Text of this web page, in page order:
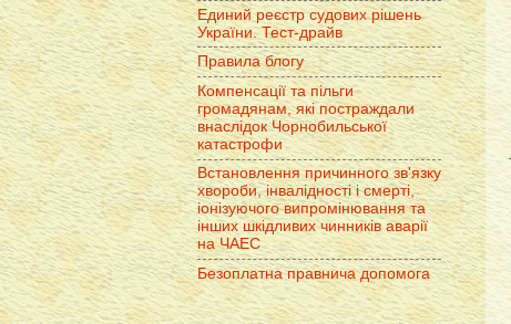
Единий реєстр судових рішень
України. Тест-драйв
Правила блогу
Компенсації та пільги
громадянам, які постраждали
внаслідок Чорнобильської
катастрофи
Встановлення причинного зв'язку
хвороби, інвалідності і смерті,
іонізуючого випромінювання та
інших шкідливих чинників аварії
на ЧАЕС
Безоплатна правнича допомога